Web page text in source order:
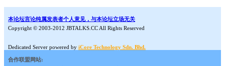
本论坛言论纯属发表者个人意见，与本论坛立场无关
Copyright © 2003-2012 JBTALKS.CC All Rights Reserved
Dedicated Server powered by iCore Technology Sdn. Bhd.
合作联盟网站: